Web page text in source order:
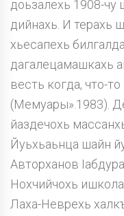
доьзалехь 1908-чу
дийнахь. И терахь
хьесапехь
дагалецамашкахь
весть когда, что-
(Мемуары».1983).
йаздечохь
Йуьхьаьнца шайн
Авторханов
Нохчийчохь
Лаха-Неврехь